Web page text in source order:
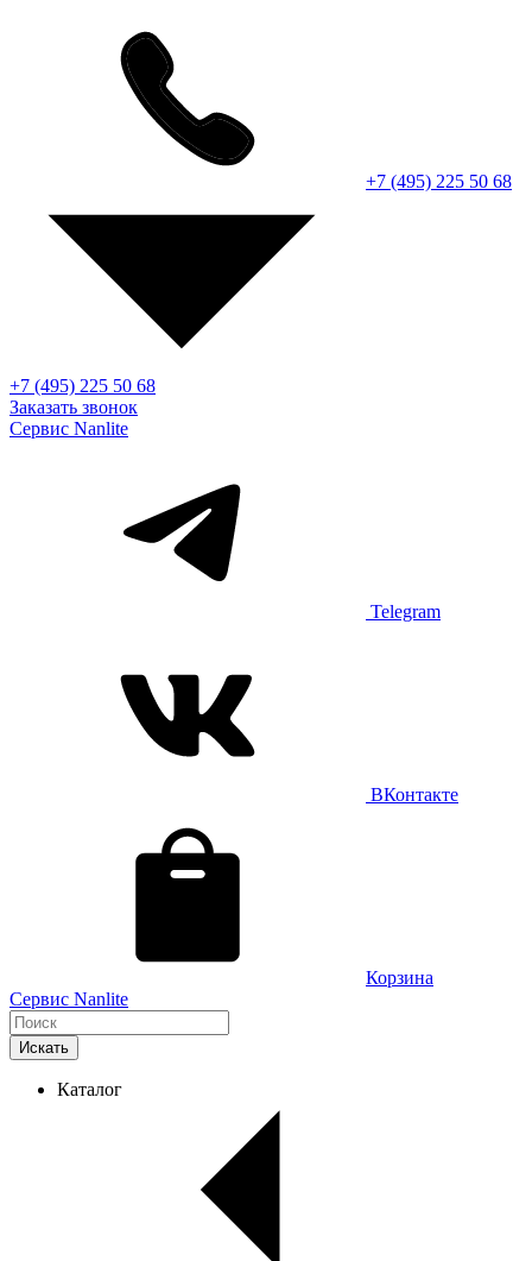
+7 (495) 225 50 68
+7 (495) 225 50 68
Заказать звонок
Сервис Nanlite
Telegram
ВКонтакте
Корзина
Сервис Nanlite
Искать
Каталог